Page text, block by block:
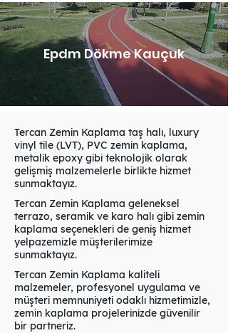
Epdm Dökme Kauçuk
Tercan Zemin Kaplama taş halı, luxury
vinyl tile (LVT), PVC zemin kaplama,
metalik epoxy gibi teknolojik olarak
gelişmiş malzemelerle birlikte hizmet
sunmaktayız.
Tercan Zemin Kaplama geleneksel
terrazo, seramik ve karo halı gibi zemin
kaplama seçenekleri de geniş hizmet
yelpazemizle müşterilerimize
sunmaktayız.
Tercan Zemin Kaplama kaliteli
malzemeler, profesyonel uygulama ve
müşteri memnuniyeti odaklı hizmetimizle,
zemin kaplama projelerinizde güvenilir
bir partneriz.